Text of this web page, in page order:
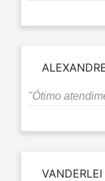
"Ótimo